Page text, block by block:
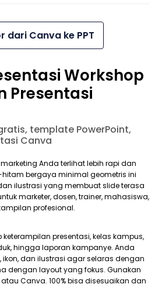
dari Canva ke PPT
Workshop
Presentasi
template PowerPoint,
Canva
Anda terlihat lebih rapi dan
hitam bergaya minimal geometris ini
ilustrasi yang membuat slide terasa
marketer, dosen, trainer, mahasiswa,
profesional.
keterampilan presentasi, kelas kampus,
hingga laporan kampanye. Anda
dan ilustrasi agar selaras dengan
dengan layout yang fokus. Gunakan
atau Canva. 100% bisa disesuaikan dan